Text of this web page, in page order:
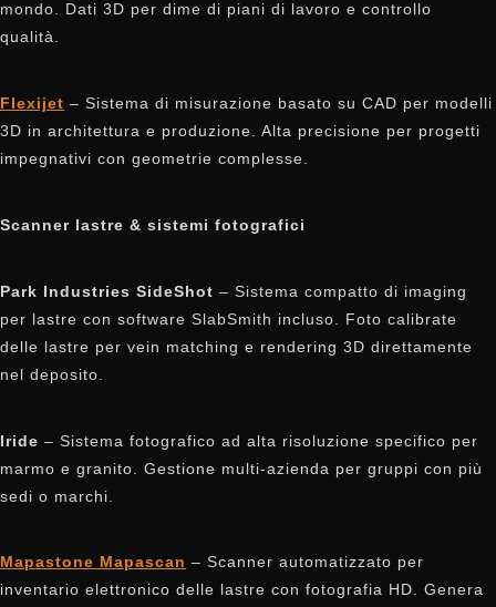
mondo. Dati 3D per dime di piani di lavoro e controllo
qualità.
Flexijet – Sistema di misurazione basato su CAD per modelli
3D in architettura e produzione. Alta precisione per progetti
impegnativi con geometrie complesse.
Scanner lastre & sistemi fotografici
Park Industries SideShot – Sistema compatto di imaging
per lastre con software SlabSmith incluso. Foto calibrate
delle lastre per vein matching e rendering 3D direttamente
nel deposito.
Iride – Sistema fotografico ad alta risoluzione specifico per
marmo e granito. Gestione multi-azienda per gruppi con più
sedi o marchi.
Mapastone Mapascan – Scanner automatizzato per
inventario elettronico delle lastre con fotografia HD. Genera